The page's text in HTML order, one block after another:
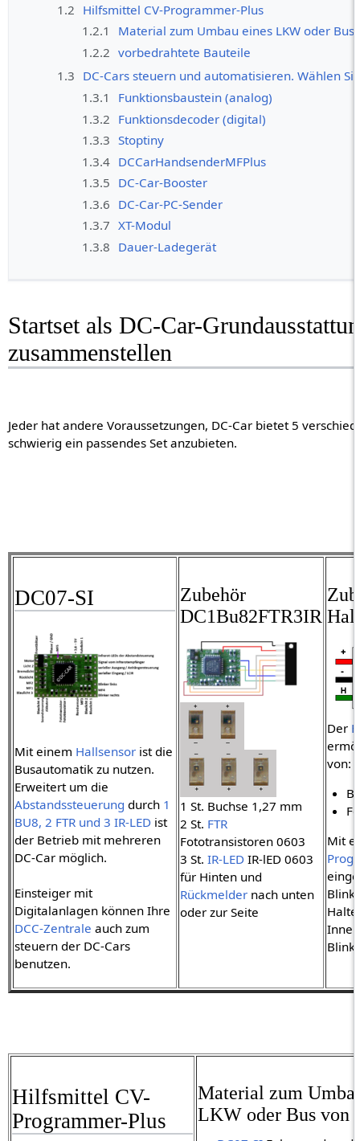
1.2 Hilfsmittel CV-Programmer-Plus
1.2.1
Material zum Umbau eines LKW oder
1.2.2 vorbedrahtete Bauteile
1.3 DC-Cars steuern und automatisieren. Wählen
1.3.1
Funktionsbaustein (analog)
1.3.2 Funktionsdecoder (digital)
1.3.3 Stoptiny
1.3.4 DCCarHandsenderMFPlus
1.3.5 DC-Car-Booster
1.3.6 DC-Car-PC-Sender
1.3.7 XT-Modul
1.3.8 Dauer-Ladegerät
Startset als DC-Car-
zusammenstellen
Jeder hat andere Voraussetzungen, DC-Car bietet 5
schwierig ein passendes Set anzubieten.
DC07-SI
Mit einem Hallsensorist die
Busautomatik zu nutzen.
Erweitert um die
Abstandssteuerung durch 1
BU8, 2 FTR und 3 IR-LED ist
der Betrieb mit mehreren
DC-Car möglich.
Einsteiger mit
Digitalanlagen können Ihre
DCC-Zentrale auch zum
steuern der DC-Cars
benutzen.
Zubehör
DC1Bu82FTR3IR
1 St. Buchse 1,27 mm
2 St. FTR
Fototransistoren 0603
3 St. IR-LED IR-lED 0603
für Hinten und
Rückmeldernach unten
oder zur Seite
Der
von:
Mit
Hilfsmittel CV-
Programmer-Plus
Material zum
LKW oder Bus von